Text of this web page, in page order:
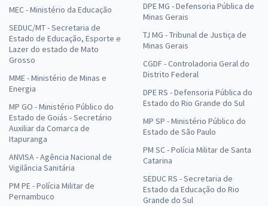
MEC - Ministério da Educação
SEDUC/MT - Secretaria de
Estado de Educação, Esporte e
Lazer do estado de Mato
Grosso
MME - Ministério de Minas e
Energia
MP GO - Ministério Público do
Estado de Goiás - Secretário
Auxiliar da Comarca de
Itapuranga
ANVISA - Agência Nacional de
Vigilância Sanitária
PM PE - Polícia Militar de
Pernambuco
DPE MG - Defensoria Pública de
Minas Gerais
TJ MG - Tribunal de Justiça de
Minas Gerais
CGDF - Controladoria Geral do
Distrito Federal
DPE RS - Defensoria Pública do
Estado do Rio Grande do Sul
MP SP - Ministério Público do
Estado de São Paulo
PM SC - Polícia Militar de Santa
Catarina
SEDUC RS - Secretaria de
Estado da Educação do Rio
Grande do Sul